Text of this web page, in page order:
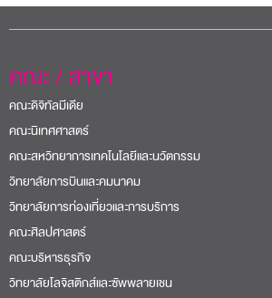
คณะ / สาขา
คณะดิจิทัลมีเดีย
คณะนิเทศศาสตร์
คณะสหวิทยาการเทคโนโลยีและนวัตกรรม
วิทยาลัยการบินและคมนาคม
วิทยาลัยการท่องเที่ยวและการบริการ
คณะศิลปศาสตร์
คณะบริหารธุรกิจ
วิทยาลัยโลจิสติกส์และซัพพลายเชน